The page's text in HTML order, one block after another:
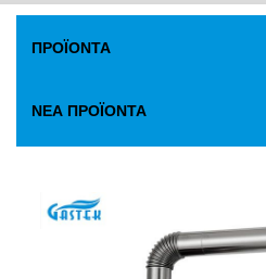
ΠΡΟΪΌΝΤΑ
ΝΈΑ ΠΡΟΪΌΝΤΑ